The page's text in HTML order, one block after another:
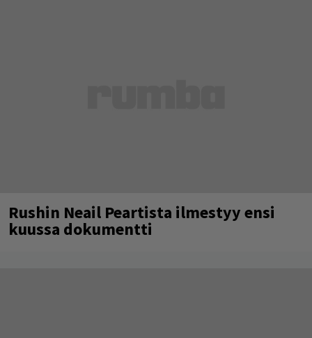
Rushin Neail Peartista ilmestyy ensi
kuussa dokumentti